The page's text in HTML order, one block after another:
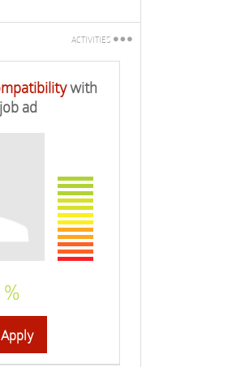
ACTIVITIES
Print
Tell a friend
with
ad
Apply